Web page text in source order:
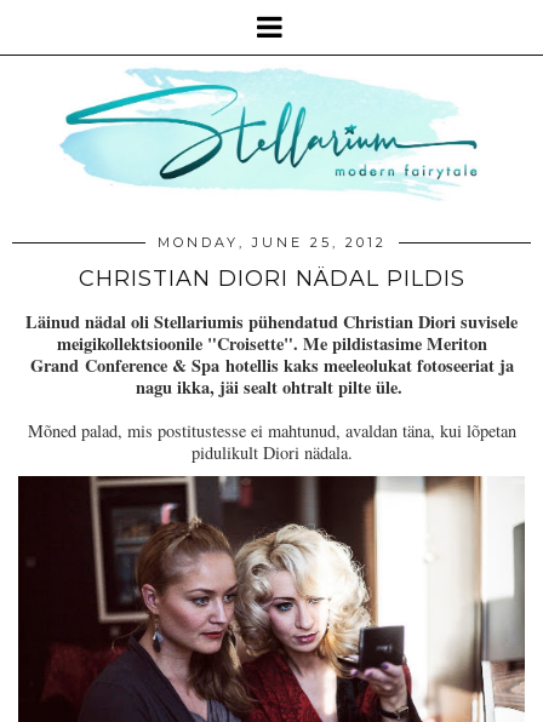
MONDAY, JUNE 25, 2012
CHRISTIAN DIORI NÄDAL PILDIS
Läinud nädal oli Stellariumis pühendatud Christian Diori suvisele
meigikollektsioonile "Croisette". Me pildistasime Meriton
Grand Conference & Spa hotellis kaks meeleolukat fotoseeriat ja
nagu ikka, jäi sealt ohtralt pilte üle.
Mõned palad, mis postitustesse ei mahtunud, avaldan täna, kui lõpetan
pidulikult Diori nädala.